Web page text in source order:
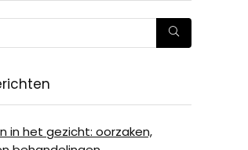
in het gezicht: oorzaken,